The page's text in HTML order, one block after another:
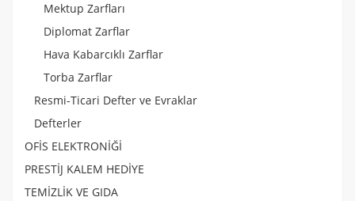
Mektup Zarfları
Diplomat Zarflar
Hava Kabarcıklı Zarflar
Torba Zarflar
Resmi-Ticari Defter ve Evraklar
Defterler
OFİS ELEKTRONİĞİ
PRESTİJ KALEM HEDİYE
TEMİZLİK VE GIDA